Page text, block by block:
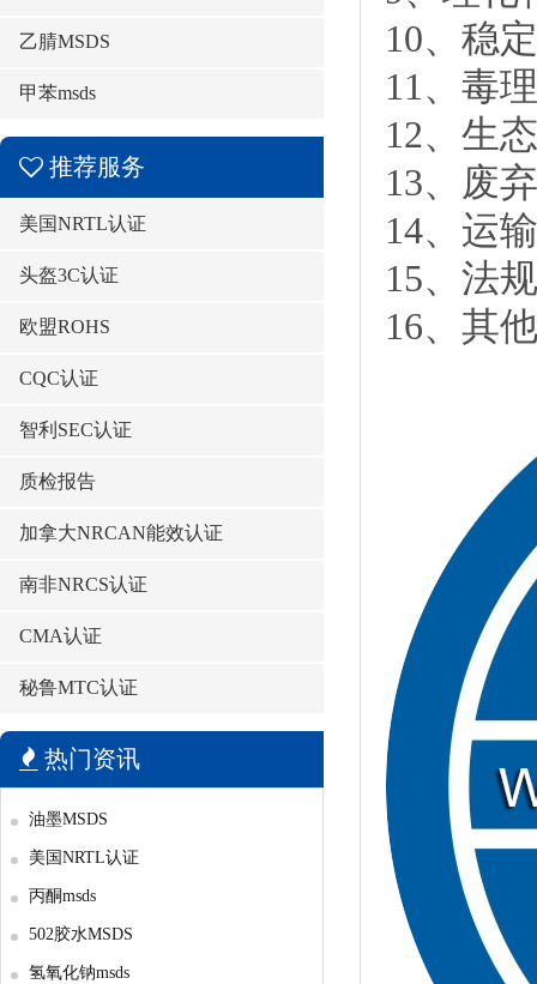
乙腈MSDS
甲苯msds
推荐服务
美国NRTL认证
头盔3C认证
欧盟ROHS
CQC认证
智利SEC认证
质检报告
加拿大NRCAN能效认证
南非NRCS认证
CMA认证
秘鲁MTC认证
热门资讯
油墨MSDS
美国NRTL认证
丙酮msds
502胶水MSDS
氢氧化钠msds
10、稳
11、毒
12、生
13、废
14、运
15、法
16、其